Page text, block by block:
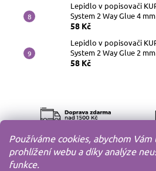
Používáme cookies, abychom
prohlížení webu a díky analýze
funkce.
Lepidlo v popisovači
System 2 Way Glue 4 mm
58 Kč
Lepidlo v popisovači
System 2 Way Glue 2 mm
58 Kč